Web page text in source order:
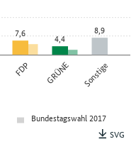
FDP GRÜNE Sonstige
7,6 4,4
8,9
Bundestagswahl 2017
SVG